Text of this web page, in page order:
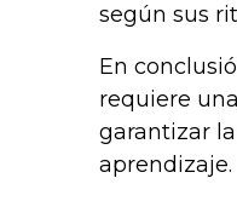
según sus
En
requiere
garantizar
aprendizaje.